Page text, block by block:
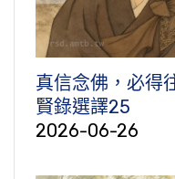
真信念佛，必得
賢錄選譯25
2026-06-26